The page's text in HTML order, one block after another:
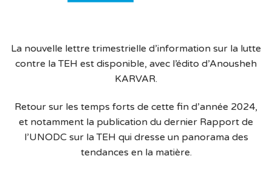
La nouvelle lettre trimestrielle d’information sur la lutte
contre la TEH est disponible, avec l’édito d’Anousheh
KARVAR.
Retour sur les temps forts de cette fin d’année 2024,
et notamment la publication du dernier Rapport de
l’UNODC sur la TEH qui dresse un panorama des
tendances en la matière.